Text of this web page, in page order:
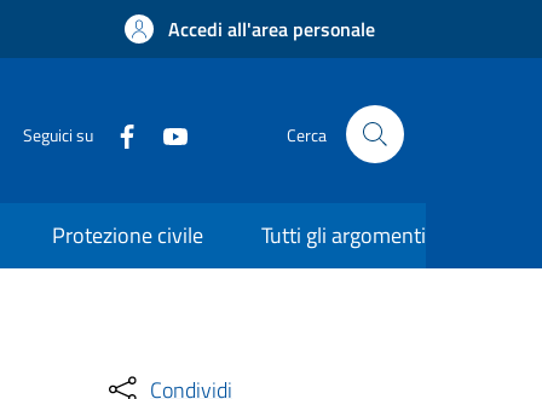
Accedi all'area personale
Seguici su Cerca
Protezione civile Tutti gli argomenti
Condividi